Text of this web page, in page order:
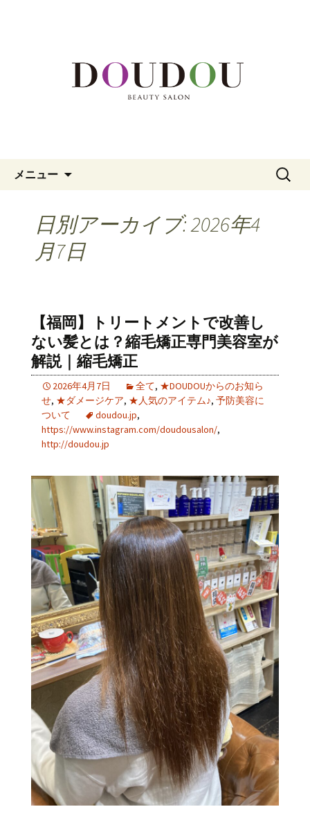
「DOUDOU BEAUTY SALON」
メニュー
検
日別アーカイブ: 2026年4
月7日
【福岡】トリートメントで改善し
ない髪とは？縮毛矯正専門美容室が
解説｜縮毛矯正
2026年4月7日 全て, ★DOUDOUからのお知ら
せ, ★ダメージケア, ★人気のアイテム♪, 予防美容に
ついて
doudou.jp,
https://www.instagram.com/doudousalon/,
http://doudou.jp